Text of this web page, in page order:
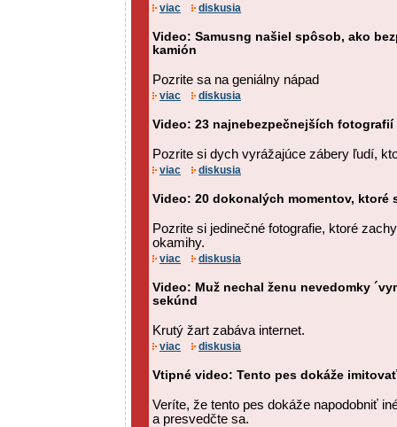
viac diskusia
Video: Samusng našiel spôsob, ako
kamión
Pozrite sa na geniálny nápad
viac diskusia
Video: 23 najnebezpečnejších
Pozrite si dych vyrážajúce zábery ľudí,
viac diskusia
Video: 20 dokonalých momentov, ktoré
Pozrite si jedinečné fotografie, ktoré
okamihy.
viac diskusia
Video: Muž nechal ženu nevedomky
sekúnd
Krutý žart zabáva internet.
viac diskusia
Vtipné video: Tento pes dokáže
Veríte, že tento pes dokáže napodobniť
a presvedčte sa.